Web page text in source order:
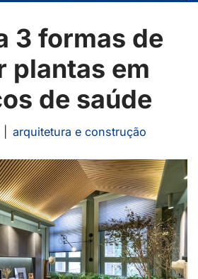
3 formas de
plantas em
de saúde
arquitetura e construção